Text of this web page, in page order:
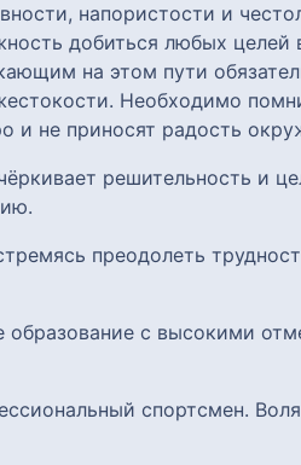
напористости и
добиться любых целей
на этом пути
Необходимо
и не приносят радость
решительность и
преодолеть
с высокими
спортсмен.